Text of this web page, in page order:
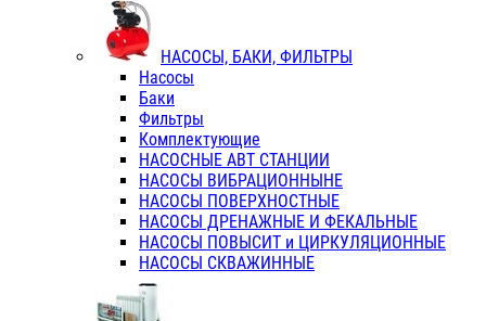
НАСОСЫ, БАКИ, ФИЛЬТРЫ
Насосы
Баки
Фильтры
Комплектующие
НАСОСНЫЕ АВТ СТАНЦИИ
НАСОСЫ ВИБРАЦИОННЫНЕ
НАСОСЫ ПОВЕРХНОСТНЫЕ
НАСОСЫ ДРЕНАЖНЫЕ И ФЕКАЛЬНЫЕ
НАСОСЫ ПОВЫСИТ и ЦИРКУЛЯЦИОННЫЕ
НАСОСЫ СКВАЖИННЫЕ